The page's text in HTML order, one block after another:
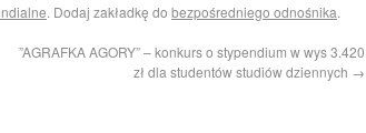
. Dodaj zakładkę do bezpośredniego odnośnika.
”AGRAFKA AGORY” – konkurs o stypendium w wys 3.420
zł dla studentów studiów dziennych →